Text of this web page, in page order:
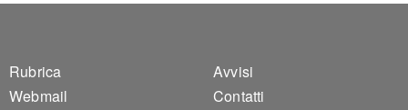
Footer 1
Rubrica
Webmail
Footer 2
Avvisi
Contatti